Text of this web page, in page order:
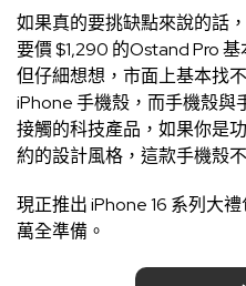
如果真的要挑缺點來說的話
要價 $1,290 的Ostand Pro
但仔細想想，市面上基本找
iPhone 手機殼，而手機殼與
接觸的科技產品，如果你是
約的設計風格，這款手機殼
現正推出 iPhone 16 系列大
萬全準備。